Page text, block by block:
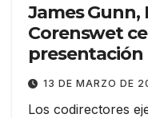
James Gunn,
Corenswet
presentación
Discovery
13 DE MARZO DE
Los codirectores